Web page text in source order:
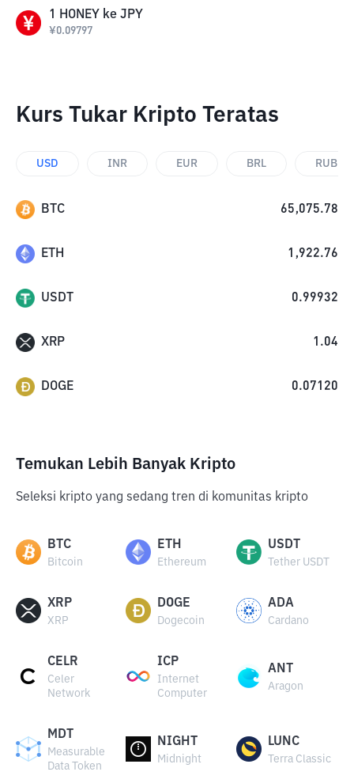
1 HONEY ke JPY
¥0.09797
Kurs Tukar Kripto Teratas
USD INR EUR BRL RUB
BTC 65,075.78
ETH 1,922.76
USDT 0.99932
XRP 1.04
DOGE 0.07120
Temukan Lebih Banyak Kripto
Seleksi kripto yang sedang tren di komunitas kripto
BTC
Bitcoin
ETH
Ethereum
USDT
Tether USDT
XRP
XRP
DOGE
Dogecoin
ADA
Cardano
CELR
Celer
Network
ICP
Internet
Computer
ANT
Aragon
MDT
Measurable
Data Token
NIGHT
Midnight
LUNC
Terra Classic